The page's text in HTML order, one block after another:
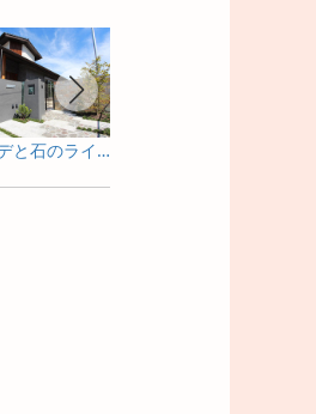
カエデと石のライトアップが素敵な門まわり